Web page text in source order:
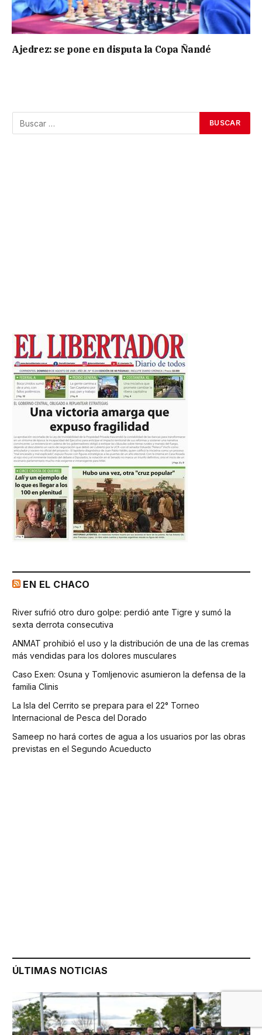
Ajedrez: se pone en disputa la Copa Ñandé
EN EL CHACO
River sufrió otro duro golpe: perdió ante Tigre y sumó la
sexta derrota consecutiva
ANMAT prohibió el uso y la distribución de una de las cremas
más vendidas para los dolores musculares
Caso Exen: Osuna y Tomljenovic asumieron la defensa de la
familia Clinis
La Isla del Cerrito se prepara para el 22° Torneo
Internacional de Pesca del Dorado
Sameep no hará cortes de agua a los usuarios por las obras
previstas en el Segundo Acueducto
ÚLTIMAS NOTICIAS